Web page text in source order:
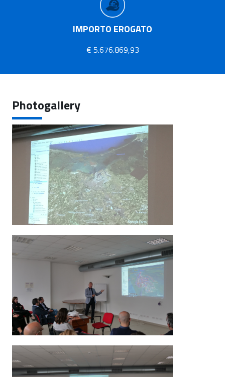
IMPORTO EROGATO
€ 5.676.869,93
Photogallery